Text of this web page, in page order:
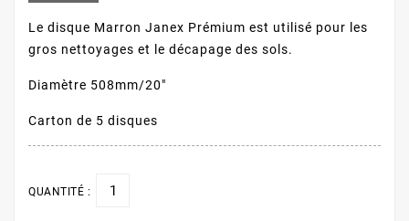
Le disque Marron Janex Prémium est utilisé pour les
gros nettoyages et le décapage des sols.
Diamètre 508mm/20"
Carton de 5 disques
QUANTITÉ :